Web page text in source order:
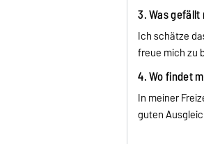
3. Was gefällt
Ich schätze
freue mich zu
4. Wo findet
In meiner
guten